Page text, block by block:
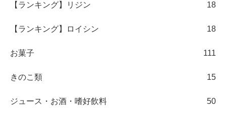
【ランキング】リジン 18
【ランキング】ロイシン 18
お菓子 111
きのこ類 15
ジュース・お酒・嗜好飲料 50